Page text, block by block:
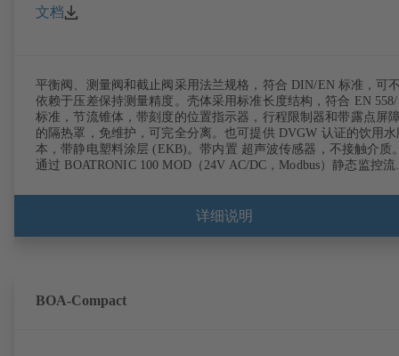
文档
平衡阀、测量阀和截止阀采用法兰规格，符合 DIN/EN 标准，可
依赖于压差保持测量精度。壳体采用标准长度结构，符合 EN
标准，节流锥体，带刻度的位置指示器，行程限制器和带露点屏
的隔热罩，免维护，可完全分离。也可提供 DVGW 认证的饮用水
本，带静电塑料涂层 (EKB)。带内置 超声波传感器，不接触介质。
通过 BOATRONIC 100 MOD（24V AC/DC，Modbus）静态监控流
量。通过测量计算机 BOATRONIC 100（蓄电池）移动式测量流动方
详细说明
BOA-Compact